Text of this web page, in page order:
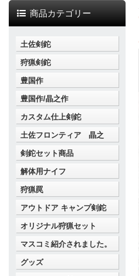
商品カテゴリー
土佐剣鉈
狩猟剣鉈
豊国作
豊国作/晶之作
カスタム仕上剣鉈
土佐フロンティア 晶之
剣鉈セット商品
解体用ナイフ
狩猟罠
アウトドア キャンプ剣鉈
オリジナル狩猟セット
マスコミ紹介されました。
グッズ